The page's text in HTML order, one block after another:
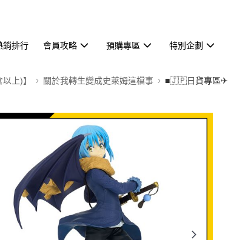
銷排行 會員攻略 預購專區 特別企劃
上)】 關於我轉生變成史萊姆這檔事 ■🇯🇵日貨專區✈